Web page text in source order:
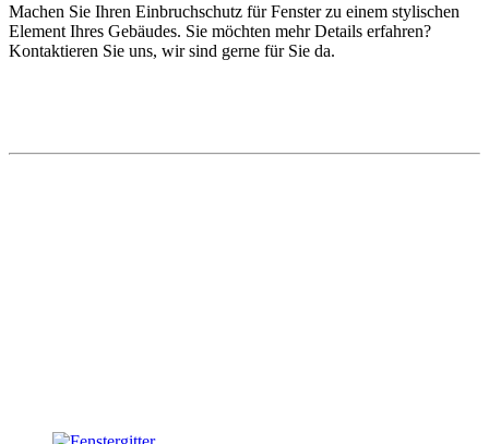
Machen Sie Ihren Einbruchschutz für Fenster zu einem stylischen
Element Ihres Gebäudes. Sie möchten mehr Details erfahren?
Kontaktieren Sie uns, wir sind gerne für Sie da.